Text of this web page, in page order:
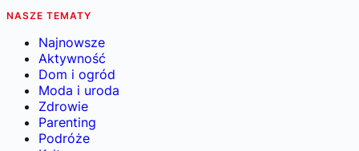
NASZE TEMATY
Najnowsze
Aktywność
Dom i ogród
Moda i uroda
Zdrowie
Parenting
Podróże